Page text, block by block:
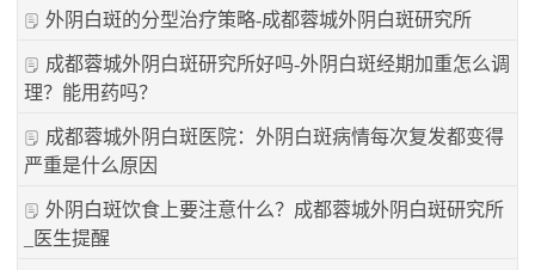
外阴白斑的分型治疗策略-成都蓉城外阴白斑研究所
成都蓉城外阴白斑研究所好吗-外阴白斑经期加重怎么调
理？能用药吗？
成都蓉城外阴白斑医院：外阴白斑病情每次复发都变得
严重是什么原因
外阴白斑饮食上要注意什么？成都蓉城外阴白斑研究所
_医生提醒